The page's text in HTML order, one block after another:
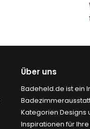
Über uns
Badeheld.de ist ein
Kategorien Designs
Inspirationen für